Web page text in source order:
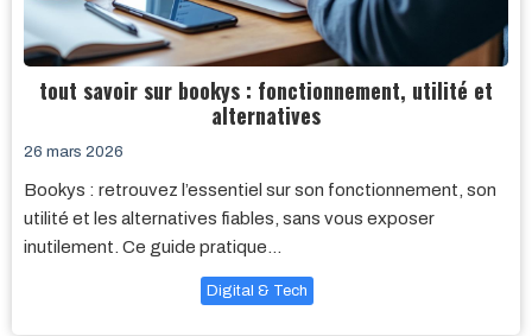
tout savoir sur bookys : fonctionnement, utilité et
alternatives
26 mars 2026
Bookys : retrouvez l’essentiel sur son fonctionnement, son
utilité et les alternatives fiables, sans vous exposer
inutilement. Ce guide pratique…
Digital & Tech